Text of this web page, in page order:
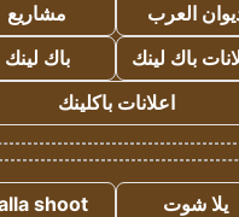
العرب
مشاريع
باك لينك
باك لينك
اعلانات باكلينك
يلا شوت
shoot